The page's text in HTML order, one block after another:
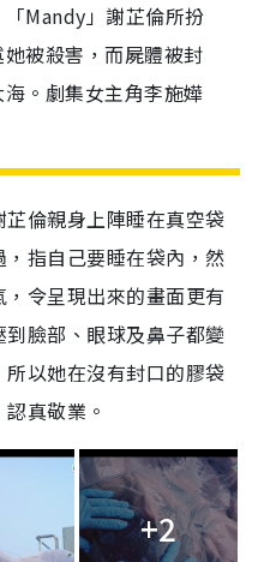
Mandy」謝芷倫所扮
被殺害，而屍體被封
。劇集女主角李施嬅
倫親身上陣睡在真空袋
指自己要睡在袋內，然
令呈現出來的畫面更有
臉部、眼球及鼻子都變
以她在沒有封口的膠袋
真敬業。
+2